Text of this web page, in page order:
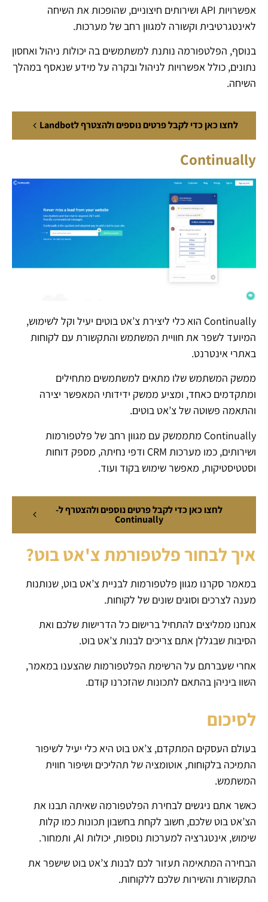
אפשרויות API ושירותים חיצוניים, שהופכות את השיחה
לאינטגרטיבית וקשורה למגוון רחב של מערכות.
בנוסף, הפלטפורמה נותנת למשתמשים בה יכולות ניהול ואחסון
נתונים, כולל אפשרויות לניהול ובקרה על מידע שנאסף במהלך
השיחה.
לחצו כאן כדי לקבל פרטים נוספים ולהצטרף לLandbot
Continually
Continually הוא כלי ליצירת צ’אט בוטים יעיל וקל לשימוש,
המיועד לשפר את חוויית המשתמש והתקשורת עם לקוחות
באתרי אינטרנט.
ממשק המשתמש שלו מתאים למשתמשים מתחילים
ומתקדמים כאחד, ומציע ממשק ידידותי המאפשר יצירה
והתאמה פשוטה של צ’אט בוטים.
Continually מתממשק עם מגוון רחב של פלטפורמות
ושירותים, כמו מערכות CRM ודפי נחיתה, מספק דוחות
וסטטיסטיקות, מאפשר שימוש בקוד ועוד.
לחצו כאן כדי לקבל פרטים נוספים ולהצטרף ל-
Continually
איך לבחור פלטפורמת צ'אט בוט?
במאמר סקרנו מגוון פלטפורמות לבניית צ’אט בוט, שנותנות
מענה לצרכים וסוגים שונים של לקוחות.
אנחנו ממליצים להתחיל ברישום כל הדרישות שלכם ואת
הסיבות שבגללן אתם צריכים לבנות צ’אט בוט.
אחרי שעברתם על הרשימת הפלטפורמות שהצענו במאמר,
השוו ביניהן בהתאם לתכונות שהזכרנו קודם.
לסיכום
בעולם העסקים המתקדם, צ’אט בוט היא כלי יעיל לשיפור
התמיכה בלקוחות, אוטומציה של תהליכים ושיפור חווית
המשתמש.
כאשר אתם ניגשים לבחירת הפלטפורמה שאיתה תבנו את
הצ’אט בוט שלכם, חשוב לקחת בחשבון תכונות כמו קלות
שימוש, אינטגרציה למערכות נוספות, יכולות AI, ותמחור.
הבחירה המתאימה תעזור לכם לבנות צ’אט בוט שישפר את
התקשורת והשירות שלכם ללקוחות.